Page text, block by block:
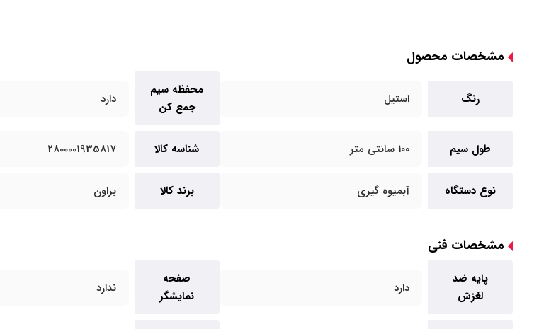
مشخصات محصول
رنگ استیل
محفظه سیم
جمع کن
دارد
طول سیم ۱۰۰ سانتی متر شناسه کالا 2800001935817
نوع دستگاه آبمیوه گیری برند کالا براون
مشخصات فنی
پایه ضد
لغزش
دارد
صفحه
نمایشگر
ندارد